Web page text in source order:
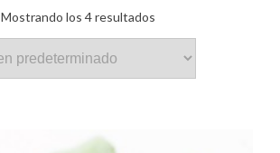
Mostrando los 4 resultados